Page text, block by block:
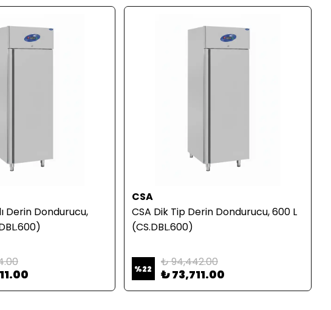
Derin Dondurucu,
CSA
CSA Dik Tip Derin Dondurucu, 600 L
(CS.DBL.600)
%22 ₺ 94,442.00
₺ 73,711.00